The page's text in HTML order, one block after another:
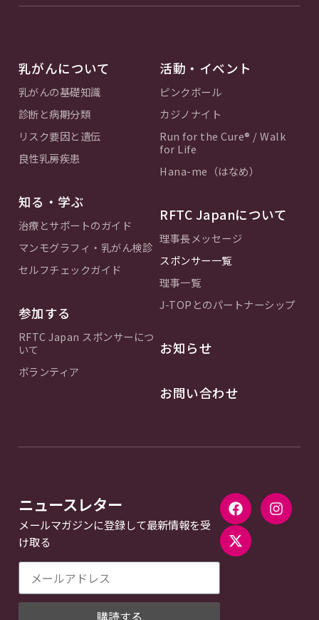
乳がんについて
乳がんの基礎知識
診断と病期分類
リスク要因と遺伝
良性乳房疾患
知る・学ぶ
治療とサポートのガイド
マンモグラフィ・乳がん検診
セルフチェックガイド
参加する
RFTC Japan スポンサーにつ
いて
ボランティア
活動・イベント
ピンクボール
カジノナイト
Run for the Cure® / Walk
for Life
Hana-me（はなめ）
RFTC Japanについて
理事長メッセージ
スポンサー一覧
理事一覧
J-TOPとのパートナーシップ
お知らせ
お問い合わせ
ニュースレター
メールマガジンに登録して最新情報を受
け取る